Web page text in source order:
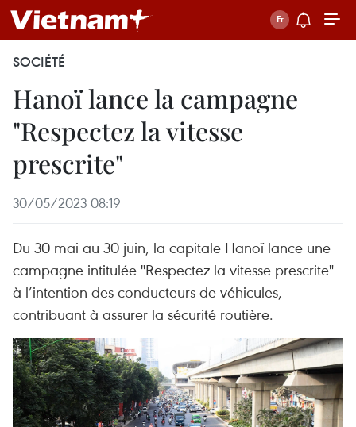
SOCIÉTÉ
Hanoï lance la campagne
"Respectez la vitesse
prescrite"
30/05/2023 08:19
Du 30 mai au 30 juin, la capitale Hanoï lance une
campagne intitulée "Respectez la vitesse prescrite"
à l’intention des conducteurs de véhicules,
contribuant à assurer la sécurité routière.